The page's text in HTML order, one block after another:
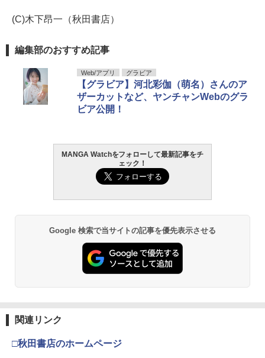
(C)木下昂一（秋田書店）
編集部のおすすめ記事
Web/アプリ グラビア
【グラビア】河北彩伽（萌名）さんのア
ザーカットなど、ヤンチャンWebのグラ
ビア公開！
MANGA Watchをフォローして最新記事をチ
ェック！
Google 検索で当サイトの記事を優先表示させる
関連リンク
□秋田書店のホームページ